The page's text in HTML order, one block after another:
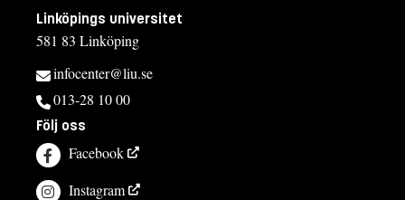
Linköpings universitet
581 83 Linköping
infocenter@liu.se
013-28 10 00
Följ oss
Facebook
Instagram